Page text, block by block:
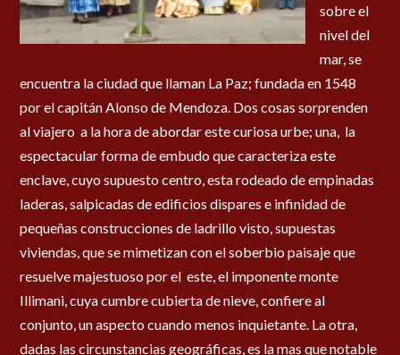
sobre el
nivel del
mar, se
encuentra la ciudad que llaman La Paz; fundada en 1548
por el capitán Alonso de Mendoza. Dos cosas sorprenden
al viajero a la hora de abordar este curiosa urbe; una, la
espectacular forma de embudo que caracteriza este
enclave, cuyo supuesto centro, esta rodeado de empinadas
laderas, salpicadas de edificios dispares e infinidad de
pequeñas construcciones de ladrillo visto, supuestas
viviendas, que se mimetizan con el soberbio paisaje que
resuelve majestuoso por el este, el imponente monte
Illimani, cuya cumbre cubierta de nieve, confiere al
conjunto, un aspecto cuando menos inquietante. La otra,
dadas las circunstancias geográficas, es la mas que notable